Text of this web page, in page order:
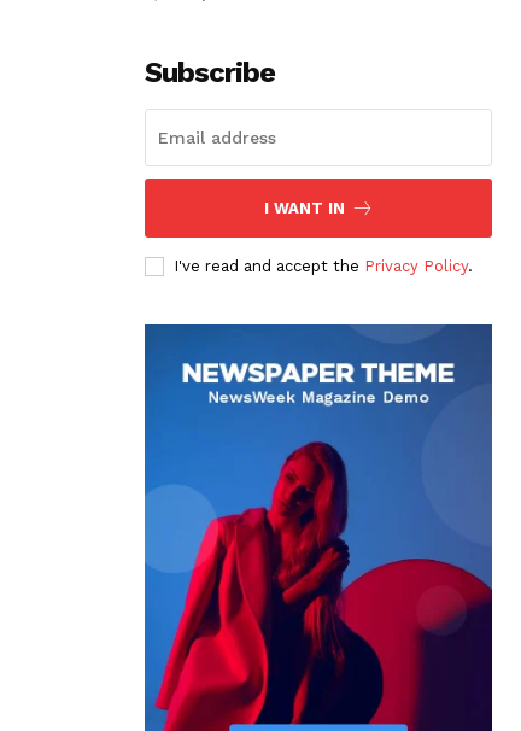
Subscribe
I WANT IN
I've read and accept the Privacy Policy.